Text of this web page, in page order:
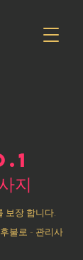
지
보장 합니다.
불로 - 관리사